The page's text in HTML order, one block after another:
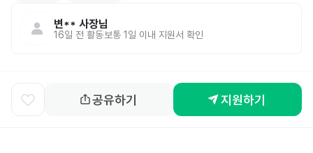
변** 사장님
16일 전 활동보통 1일 이내 지원서 확인
공유하기 지원하기